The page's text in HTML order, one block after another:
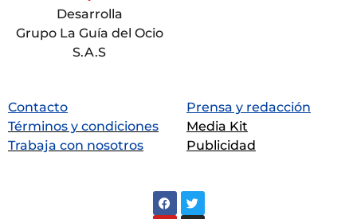
Desarrolla
Grupo La Guía del Ocio
S.A.S
Contacto
Términos y condiciones
Trabaja con nosotros
Prensa y redacción
Media Kit
Publicidad